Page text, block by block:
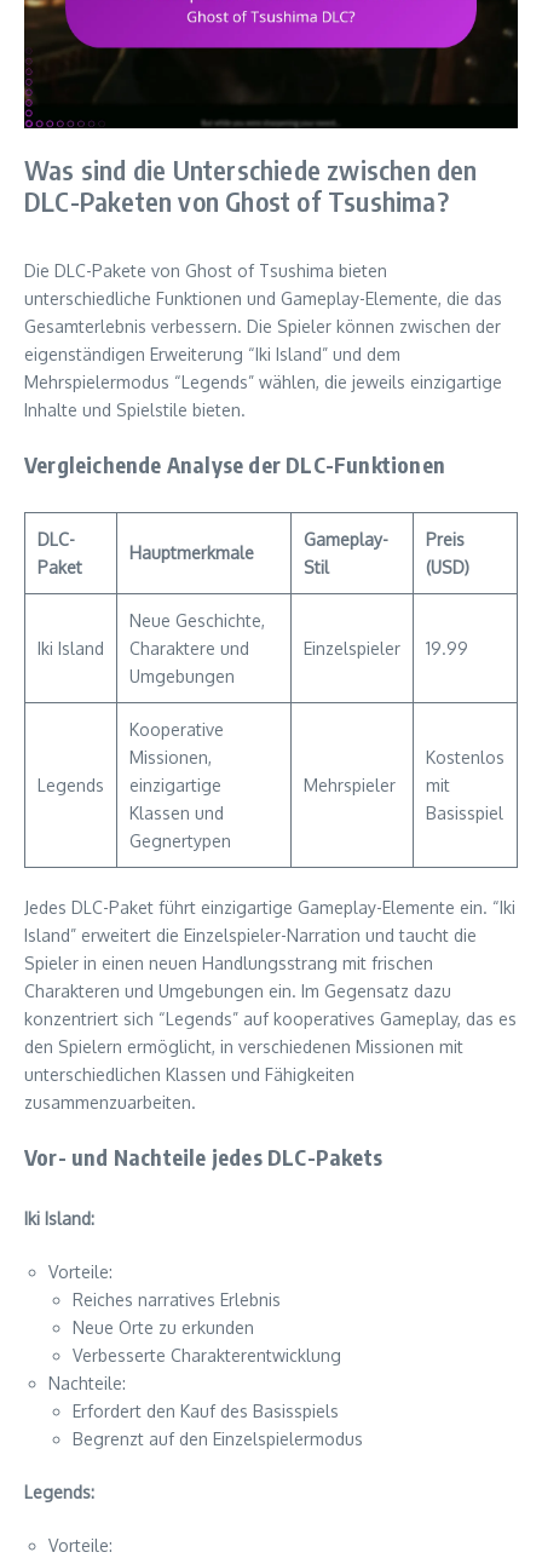
Was sind die Unterschiede zwischen den
DLC-Paketen von Ghost of Tsushima?
Die DLC-Pakete von Ghost of Tsushima bieten
unterschiedliche Funktionen und Gameplay-Elemente, die das
Gesamterlebnis verbessern. Die Spieler können zwischen der
eigenständigen Erweiterung “Iki Island” und dem
Mehrspielermodus “Legends” wählen, die jeweils einzigartige
Inhalte und Spielstile bieten.
Vergleichende Analyse der DLC-Funktionen
DLC-
Paket
Hauptmerkmale
Gameplay-
Stil
Preis
(USD)
Iki Island
Neue Geschichte,
Charaktere und
Umgebungen
Einzelspieler 19.99
Legends
Kooperative
Missionen,
einzigartige
Klassen und
Gegnertypen
Mehrspieler
Kostenlos
mit
Basisspiel
Jedes DLC-Paket führt einzigartige Gameplay-Elemente ein. “Iki
Island” erweitert die Einzelspieler-Narration und taucht die
Spieler in einen neuen Handlungsstrang mit frischen
Charakteren und Umgebungen ein. Im Gegensatz dazu
konzentriert sich “Legends” auf kooperatives Gameplay, das es
den Spielern ermöglicht, in verschiedenen Missionen mit
unterschiedlichen Klassen und Fähigkeiten
zusammenzuarbeiten.
Vor- und Nachteile jedes DLC-Pakets
Iki Island:
Vorteile:
Reiches narratives Erlebnis
Neue Orte zu erkunden
Verbesserte Charakterentwicklung
Nachteile:
Erfordert den Kauf des Basisspiels
Begrenzt auf den Einzelspielermodus
Legends:
Vorteile: